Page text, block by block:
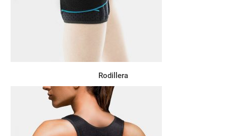
Rodillera